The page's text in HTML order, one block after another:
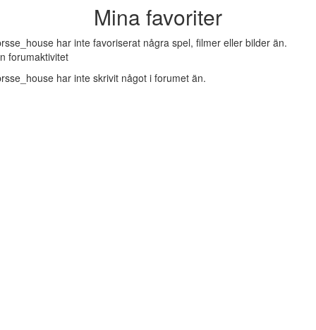
Mina favoriter
har inte favoriserat några spel, filmer eller bilder än.
forumaktivitet
har inte skrivit något i forumet än.